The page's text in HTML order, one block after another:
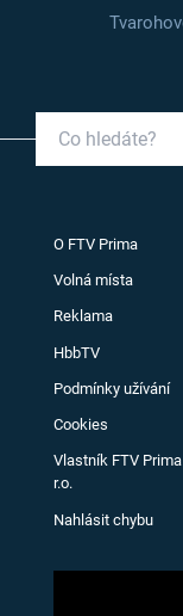
O FTV Prima
Volná místa
Reklama
HbbTV
Podmínky užívání
Cookies
Vlastník FTV
r.o.
Nahlásit chybu